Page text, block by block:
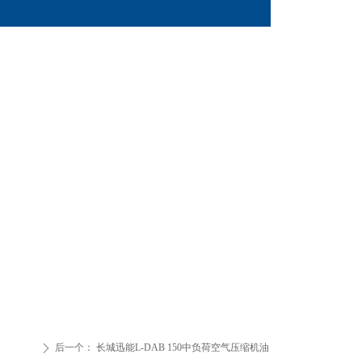
ꄲ 后一个： 长城迅能L-DAB 150中负荷空气压缩机油